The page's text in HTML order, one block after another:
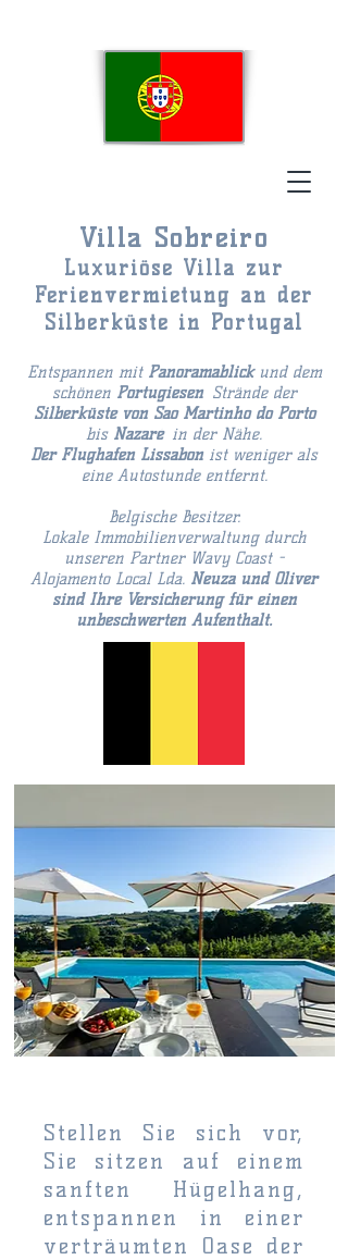
Villa Sobreiro
Luxuriöse Villa zur
Ferienvermietung an der
Silberküste in Portugal
Entspannen mit Panoramablickund dem
schönen Portugiesen Strände der
Silberküste von Sao Martinho do Porto
bis Nazaré in der Nähe.
Der Flughafen Lissabonist weniger als
eine Autostunde entfernt.
Belgische Besitzer.
Lokale Immobilienverwaltung durch
unseren Partner Wavy Coast -
Alojamento Local Lda. Neuza und Oliver
sind Ihre Versicherung für einen
unbeschwerten Aufenthalt.
Stellen Sie sich vor,
Sie sitzen auf einem
sanften Hügelhang,
entspannen in einer
verträumten Oase der